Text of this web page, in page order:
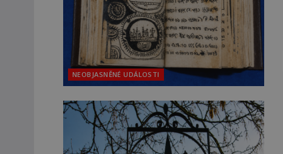
NEOBJASNĚNÉ UDÁLOSTI